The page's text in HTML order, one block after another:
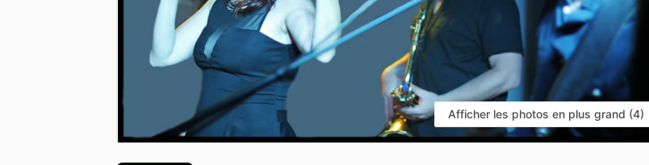
Afficher les photos en plus grand (4)